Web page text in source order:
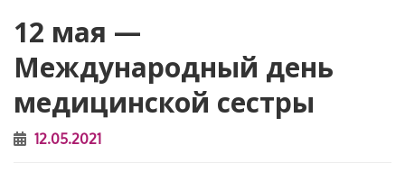
12 мая —
Международный день
медицинской сестры
12.05.2021